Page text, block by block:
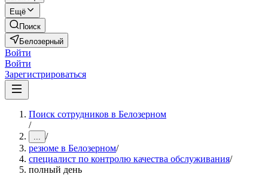
Ещё
Поиск
Белозерный
Войти
Войти
Зарегистрироваться
Поиск сотрудников в Белозерном
/
... /
резюме в Белозерном/
специалист по контролю качества обслуживания/
полный день